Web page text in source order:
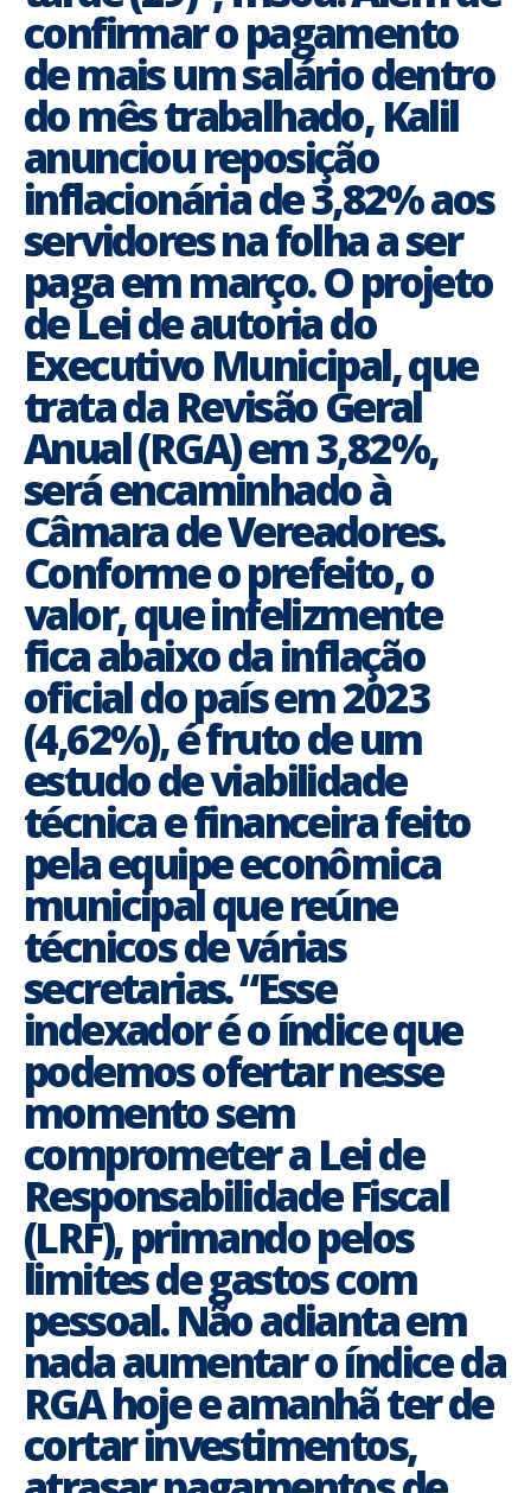
confirmar o pagamento
de mais um salário dentro
do mês trabalhado, Kalil
anunciou reposição
inflacionária de 3,82% aos
servidores na folha a ser
paga em março. O projeto
de Lei de autoria do
Executivo Municipal, que
trata da Revisão Geral
Anual (RGA) em 3,82%,
será encaminhado à
Câmara de Vereadores.
Conforme o prefeito, o
valor, que infelizmente
fica abaixo da inflação
oficial do país em 2023
(4,62%), é fruto de um
estudo de viabilidade
técnica e financeira feito
pela equipe econômica
municipal que reúne
técnicos de várias
secretarias. “Esse
indexador é o índice que
podemos ofertar nesse
momento sem
comprometer a Lei de
Responsabilidade Fiscal
(LRF), primando pelos
limites de gastos com
pessoal. Não adianta em
nada aumentar o índice da
RGA hoje e amanhã ter de
cortar investimentos,